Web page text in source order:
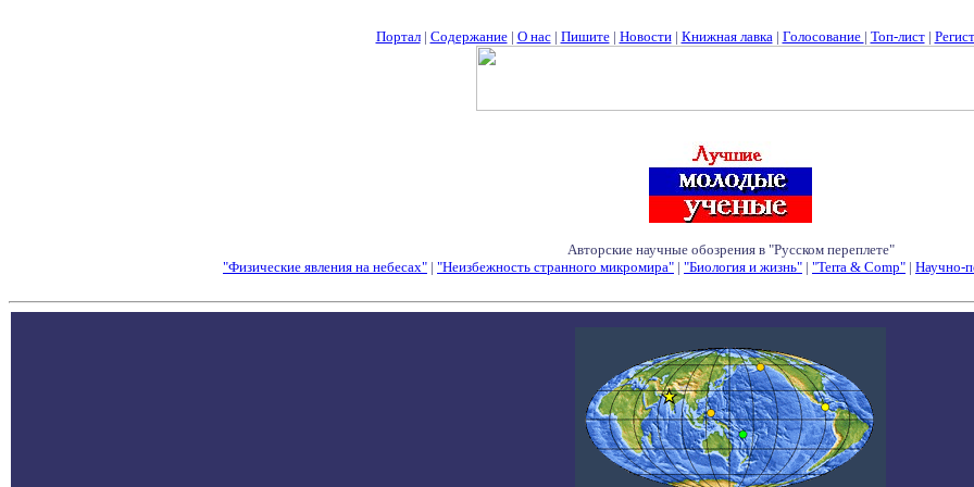
Портал| Содержание| О нас| Пишите| Новости| Книжная лавка| Голосование | Топ-лист|
Авторские научные обозрения в "Русском переплете"
"Физические явления на небесах" | "Неизбежность странного микромира" | "Биология и жизнь" | "Terra & Comp" | Научно-